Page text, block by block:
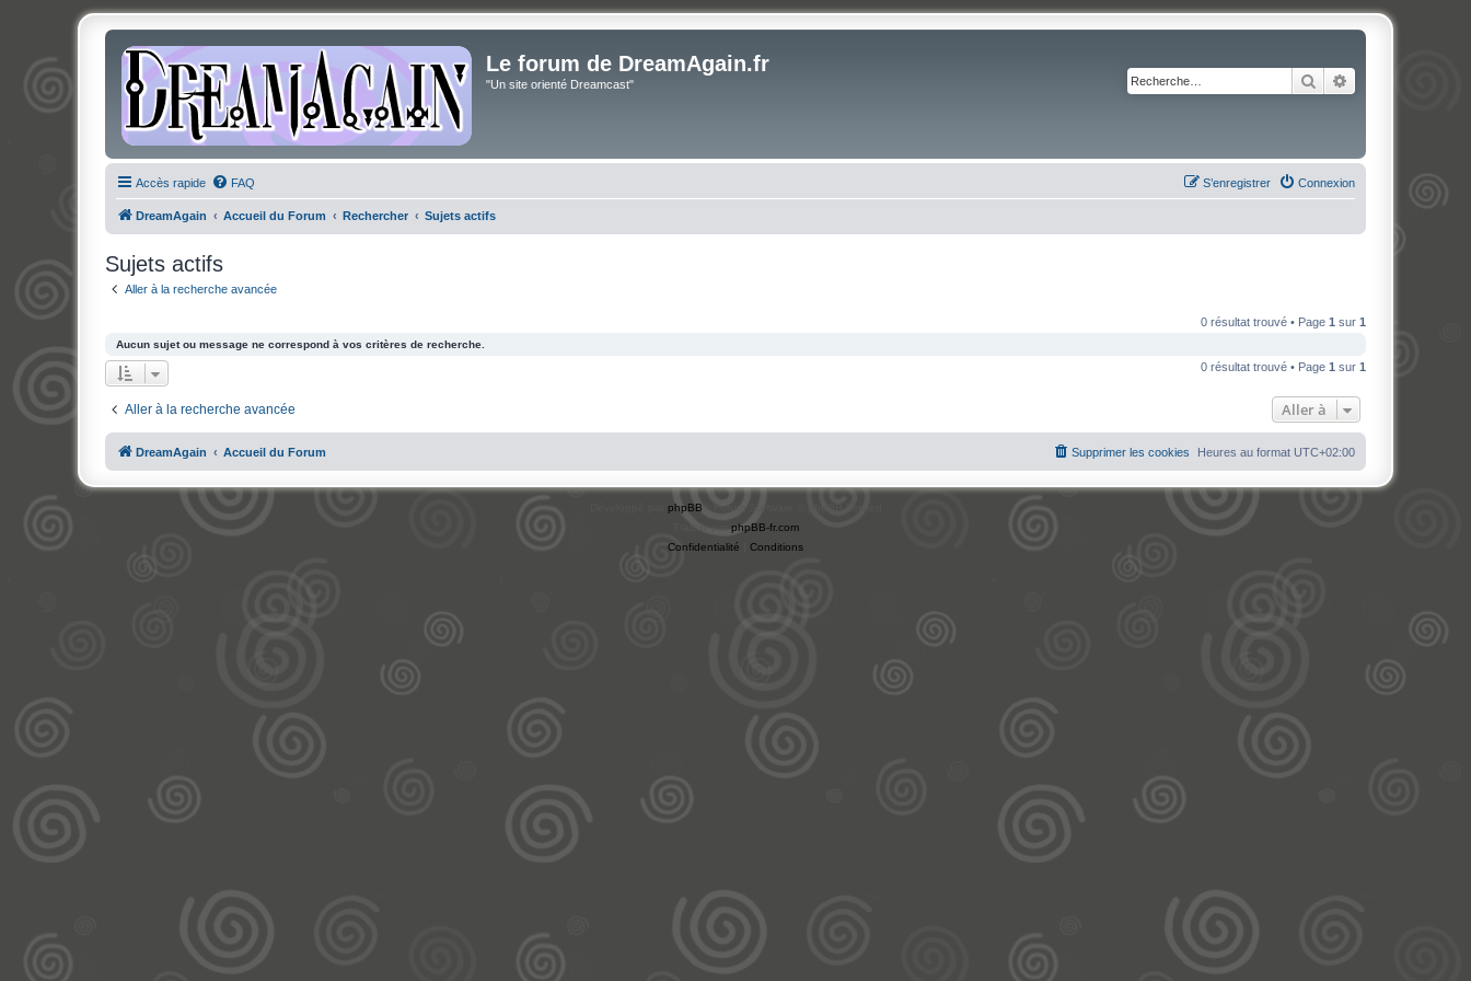
Le forum de DreamAgain.fr
"Un site orienté Dreamcast" Rechercher
Accès rapide FAQ Connexion
S’enregistrer
DreamAgain Accueil du Forum Rechercher Sujets actifs
Sujets actifs
Aller à la recherche avancée
0 résultat trouvé • Page 1 sur 1
Aucun sujet ou message ne correspond à vos critères de recherche.
0 résultat trouvé • Page 1 sur 1
Aller à la recherche avancée Aller à
DreamAgain Accueil du Forum Heures au format UTC+02:00
Supprimer les cookies
phpBB
phpBB-fr.com
Confidentialité
Conditions